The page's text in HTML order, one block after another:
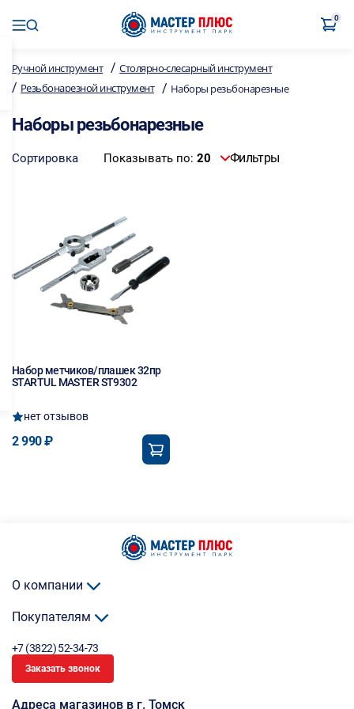
0
Ручной инструмент /Столярно-слесарный инструмент
/ Резьбонарезной инструмент / Наборы резьбонарезные
Наборы резьбонарезные
Сортировка Показывать по: 20 Фильтры
Набор метчиков/плашек 32пр
STARTUL MASTER ST9302
нет отзывов
2 990 ₽
О компании
Покупателям
+7 (3822) 52-34-73
Заказать звонок
Адреса магазинов в г. Томск